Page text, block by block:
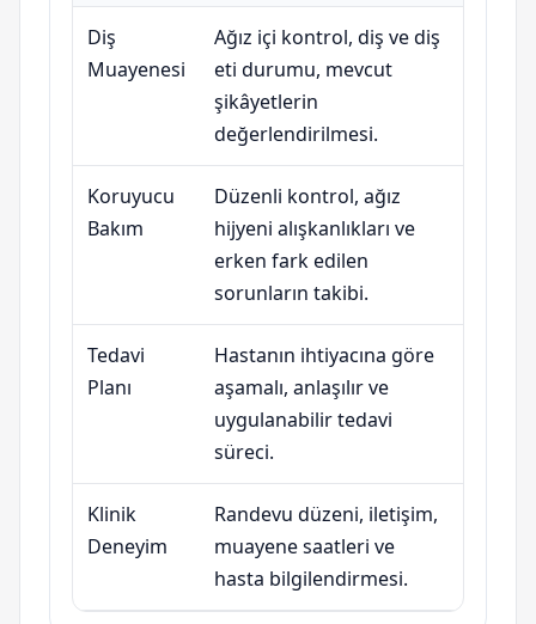
Diş
Muayenesi
Ağız içi kontrol, diş ve diş
eti durumu, mevcut
şikâyetlerin
değerlendirilmesi.
Koruyucu
Bakım
Düzenli kontrol, ağız
hijyeni alışkanlıkları ve
erken fark edilen
sorunların takibi.
Tedavi
Planı
Hastanın ihtiyacına göre
aşamalı, anlaşılır ve
uygulanabilir tedavi
süreci.
Klinik
Deneyim
Randevu düzeni, iletişim,
muayene saatleri ve
hasta bilgilendirmesi.